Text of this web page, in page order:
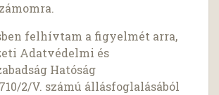
felhívtam a figyelmét arra,
Adatvédelmi és
Hatóság
2/V. számú állásfoglalásából